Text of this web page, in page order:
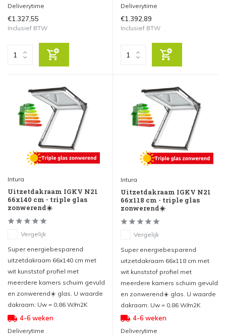
Deliverytime
€1.327,55
Inclusief BTW
Deliverytime
€1.392,89
Inclusief BTW
Intura
Uitzetdakraam IGKV N21
66x140 cm - triple glas
zonwerend☀️
Vergelijk
Super energiebesparend
uitzetdakraam 66x140 cm met
wit kunststof profiel met
meerdere kamers schuim gevuld
en zonwerend☀️ glas. U waarde
dakraam: Uw = 0,86 W/m2K
4-6 weken
Deliverytime
Intura
Uitzetdakraam IGKV N21
66x118 cm - triple glas
zonwerend☀️
Vergelijk
Super energiebesparend
uitzetdakraam 66x118 cm met
wit kunststof profiel met
meerdere kamers schuim gevuld
en zonwerend☀️ glas. U waarde
dakraam: Uw = 0,86 W/m2K
4-6 weken
Deliverytime